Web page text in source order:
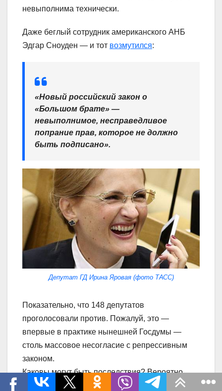
невыполнима технически.
Даже беглый сотрудник американского АНБ
Эдгар Сноуден — и тот возмутился:
«Новый российский закон о
«Большом брате» —
невыполнимое, несправедливое
попрание прав, которое не должно
быть подписано».
Депутат ГД Ирина Яровая (фото ТАСС)
Показательно, что 148 депутатов
проголосовали против. Пожалуй, это —
впервые в практике нынешней Госдумы —
столь массовое несогласие с репрессивным
законом.
Каковы могут быть последствия? Вероятно,
могут — возможно, для случайных людей.